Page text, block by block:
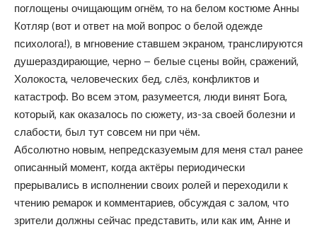
поглощены очищающим огнём, то на белом костюме Анны
Котляр (вот и ответ на мой вопрос о белой одежде
психолога!), в мгновение ставшем экраном, транслируются
душераздирающие, черно – белые сцены войн, сражений,
Холокоста, человеческих бед, слёз, конфликтов и
катастроф. Во всем этом, разумеется, люди винят Бога,
который, как оказалось по сюжету, из-за своей болезни и
слабости, был тут совсем ни при чём.
Абсолютно новым, непредсказуемым для меня стал ранее
описанный момент, когда актёры периодически
прерывались в исполнении своих ролей и переходили к
чтению ремарок и комментариев, обсуждая с залом, что
зрители должны сейчас представить, или как им, Анне и